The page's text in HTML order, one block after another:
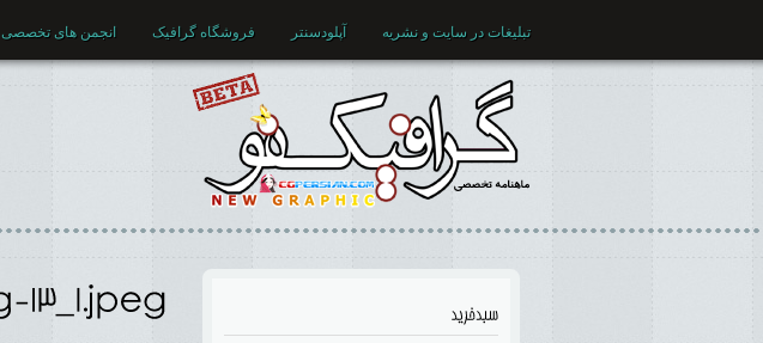
انجمن های تخصصی فروشگاه گرافیک آپلودسنتر تبلیغات در سایت و نشریه